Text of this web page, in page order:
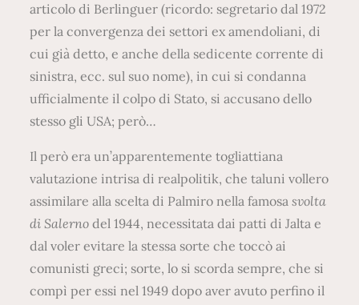
articolo di Berlinguer (ricordo: segretario dal 1972
per la convergenza dei settori ex amendoliani, di
cui già detto, e anche della sedicente corrente di
sinistra, ecc. sul suo nome), in cui si condanna
ufficialmente il colpo di Stato, si accusano dello
stesso gli USA; però…
Il però era un’apparentemente togliattiana
valutazione intrisa di realpolitik, che taluni vollero
assimilare alla scelta di Palmiro nella famosasvolta
di Salerno del 1944, necessitata dai patti di Jalta e
dal voler evitare la stessa sorte che toccò ai
comunisti greci; sorte, lo si scorda sempre, che si
compì per essi nel 1949 dopo aver avuto perfino il